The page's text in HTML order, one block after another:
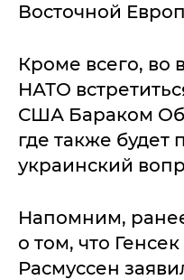
Восточной
Кроме всего, во
НАТО
США Бараком
где также будет
украинский
Напомним,
о том, что
Расмуссен